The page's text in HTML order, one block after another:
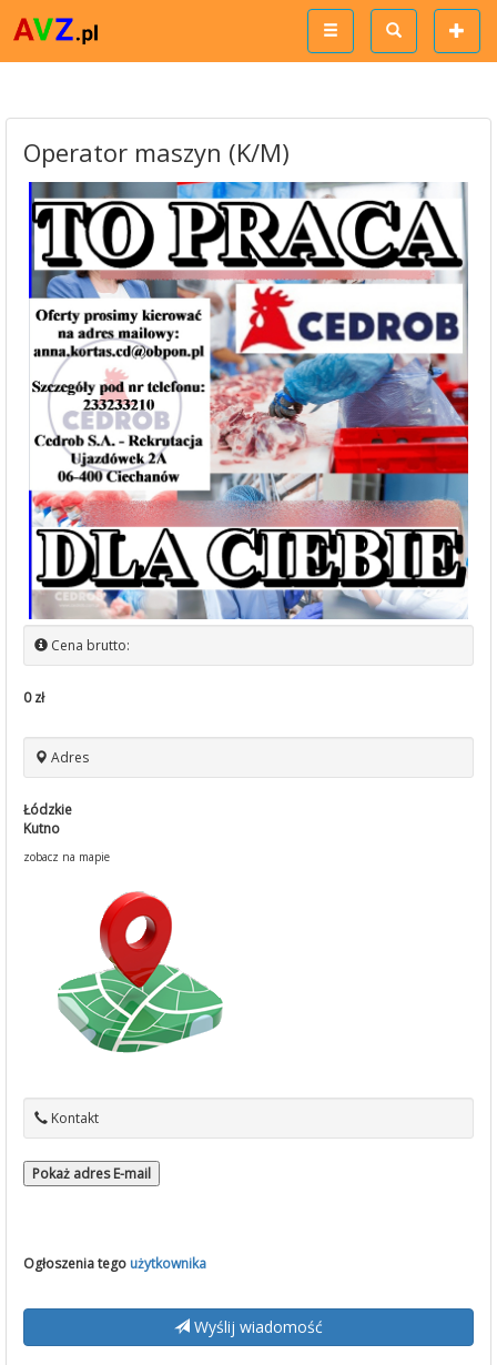
Operator maszyn (K/M)
Cena brutto:
0 zł
Adres
Łódzkie
Kutno
zobacz na mapie
Kontakt
Pokaż adres E-mail
Ogłoszenia tego użytkownika
Wyślij wiadomość